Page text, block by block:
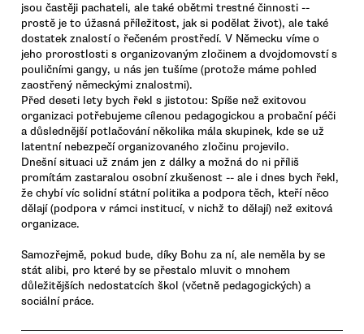
jsou častěji pachateli, ale také obětmi trestné činnosti --
prostě je to úžasná příležitost, jak si podělat život), ale také
dostatek znalostí o řečeném prostředí. V Německu víme o
jeho prorostlosti s organizovaným zločinem a dvojdomovstí s
pouličními gangy, u nás jen tušíme (protože máme pohled
zaostřený německými znalostmi).
Před deseti lety bych řekl s jistotou: Spíše než exitovou
organizaci potřebujeme cílenou pedagogickou a probační péči
a důslednější potlačování několika mála skupinek, kde se už
latentní nebezpečí organizovaného zločinu projevilo.
Dnešní situaci už znám jen z dálky a možná do ni příliš
promítám zastaralou osobní zkušenost -- ale i dnes bych řekl,
že chybí víc solidní státní politika a podpora těch, kteří něco
dělají (podpora v rámci institucí, v nichž to dělají) než exitová
organizace.
Samozřejmě, pokud bude, díky Bohu za ní, ale neměla by se
stát alibi, pro které by se přestalo mluvit o mnohem
důležitějších nedostatcích škol (včetně pedagogických) a
sociální práce.